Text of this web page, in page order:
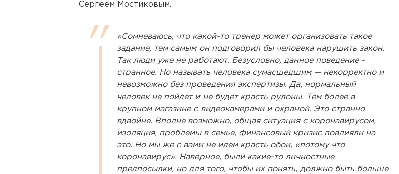
Сергеем Мостиковым.
«Сомневаюсь, что какой-то тренер может организовать такое
задание, тем самым он подговорил бы человека нарушить закон.
Так люди уже не работают. Безусловно, данное поведение -
странное. Но называть человека сумасшедшим — некорректно и
невозможно без проведения экспертизы. Да, нормальный
человек не пойдет и не будет красть рулоны. Тем более в
крупном магазине с видеокамерами и охраной. Это странно
вдвойне. Вполне возможно, общая ситуация с коронавирусом,
изоляция, проблемы в семье, финансовый кризис повлияли на
это. Но мы же с вами не идем красть обои, «потому что
коронавирус». Наверное, были какие-то личностные
предпосылки, но для того, чтобы их понять, должно быть больше